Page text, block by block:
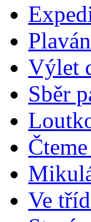
Výlet
Sběr
Ve